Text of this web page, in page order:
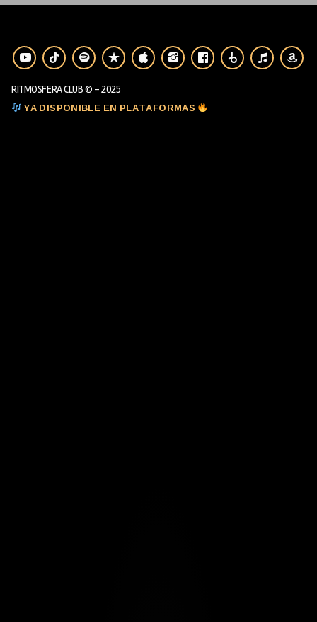
RITMOSFERA CLUB © - 2025
YA DISPONIBLE EN PLATAFORMAS